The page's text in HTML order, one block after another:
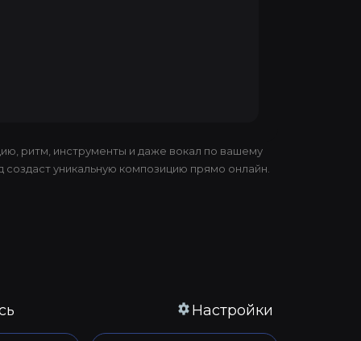
ритм, инструменты и даже вокал по вашему
уникальную композицию прямо онлайн.
Настройки